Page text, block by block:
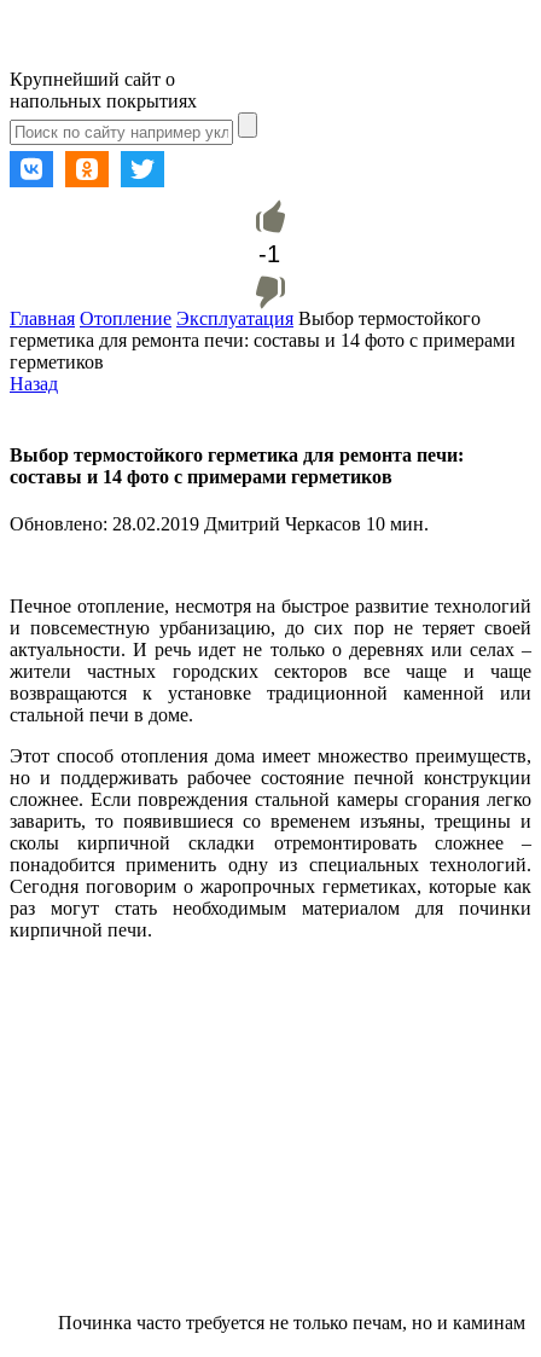
Крупнейший сайт о
напольных покрытиях
-1
Главная Отопление Эксплуатация Выбор термостойкого
герметика для ремонта печи: составы и 14 фото с примерами
герметиков
Назад
Выбор термостойкого герметика для ремонта печи:
составы и 14 фото с примерами герметиков
Обновлено: 28.02.2019 Дмитрий Черкасов 10 мин.
Печное отопление, несмотря на быстрое развитие технологий
и повсеместную урбанизацию, до сих пор не теряет своей
актуальности. И речь идет не только о деревнях или селах –
жители частных городских секторов все чаще и чаще
возвращаются к установке традиционной каменной или
стальной печи в доме.
Этот способ отопления дома имеет множество преимуществ,
но и поддерживать рабочее состояние печной конструкции
сложнее. Если повреждения стальной камеры сгорания легко
заварить, то появившиеся со временем изъяны, трещины и
сколы кирпичной складки отремонтировать сложнее –
понадобится применить одну из специальных технологий.
Сегодня поговорим о жаропрочных герметиках, которые как
раз могут стать необходимым материалом для починки
кирпичной печи.
Починка часто требуется не только печам, но и каминам